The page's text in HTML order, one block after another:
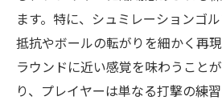
ます。特に、シュミレーションゴ
抵抗やボールの転がりを細かく再
ラウンドに近い感覚を味わうこと
り、プレイヤーは単なる打撃の練